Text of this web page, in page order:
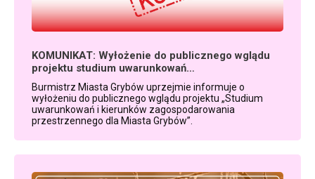
KOMUNIKAT: Wyłożenie do publicznego wglądu
projektu studium uwarunkowań…
Burmistrz Miasta Grybów uprzejmie informuje o
wyłożeniu do publicznego wglądu projektu „Studium
uwarunkowań i kierunków zagospodarowania
przestrzennego dla Miasta Grybów”.